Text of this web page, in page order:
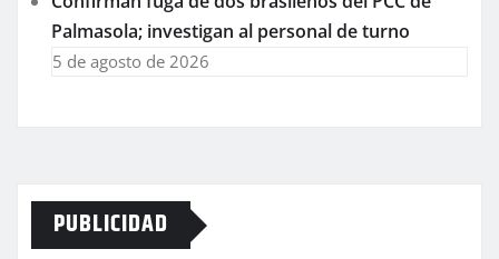
Palmasola; investigan al personal de turno
5 de agosto de 2026
PUBLICIDAD